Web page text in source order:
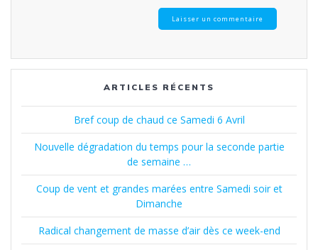
ARTICLES RÉCENTS
Bref coup de chaud ce Samedi 6 Avril
Nouvelle dégradation du temps pour la seconde partie
de semaine …
Coup de vent et grandes marées entre Samedi soir et
Dimanche
Radical changement de masse d’air dès ce week-end